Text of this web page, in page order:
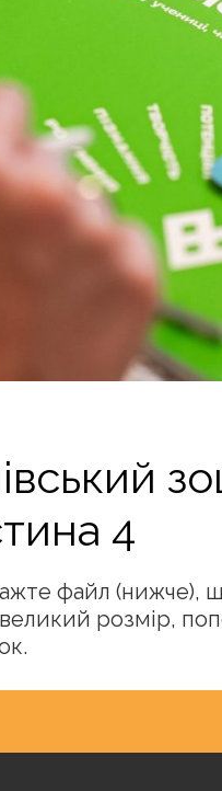
4
файл (нижче),
розмір,